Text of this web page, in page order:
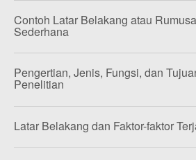
Contoh Latar Belakang atau
Sederhana
Pengertian, Jenis, Fungsi, dan
Penelitian
Latar Belakang dan Faktor-faktor